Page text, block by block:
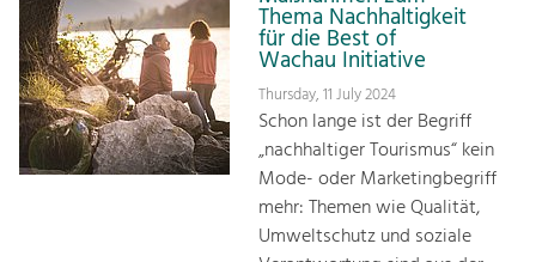
Thema Nachhaltigkeit
für die Best of
Wachau Initiative
Thursday, 11 July 2024
Schon lange ist der Begriff
„nachhaltiger Tourismus“ kein
Mode- oder Marketingbegriff
mehr: Themen wie Qualität,
Umweltschutz und soziale